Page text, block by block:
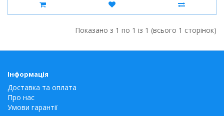
Показано з 1 по 1 із 1 (всього 1 сторінок)
Інформація
Доставка та оплата
Про нас
Умови гарантії